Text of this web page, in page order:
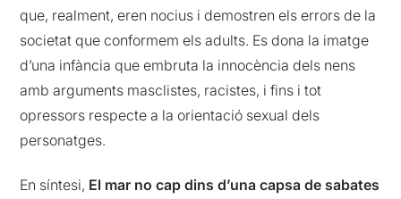
que, realment, eren nocius i demostren els errors de la
societat que conformem els adults. Es dona la imatge
d’una infància que embruta la innocència dels nens
amb arguments masclistes, racistes, i fins i tot
opressors respecte a la orientació sexual dels
personatges.
En síntesi, El mar no cap dins d’una capsa de sabates